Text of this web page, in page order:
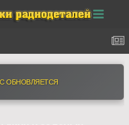
ОБНОВЛЯЕТСЯ